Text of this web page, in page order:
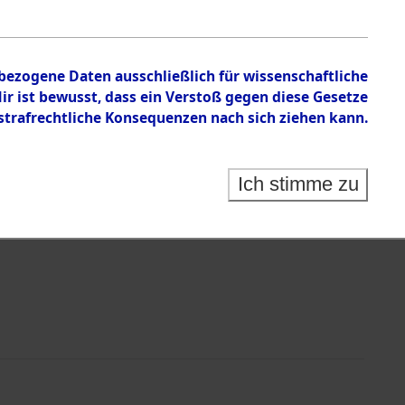
Daten ausschließlich für wissenschaftliche
bewusst, dass ein Verstoß gegen diese Gesetze
Konsequenzen nach sich ziehen kann.
Ich stimme zu